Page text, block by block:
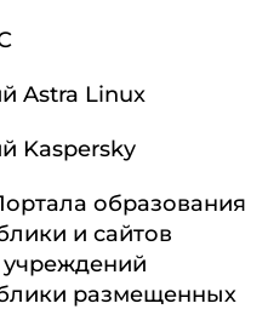
Astra Linux
Kaspersky
образования
и сайтов
размещенных